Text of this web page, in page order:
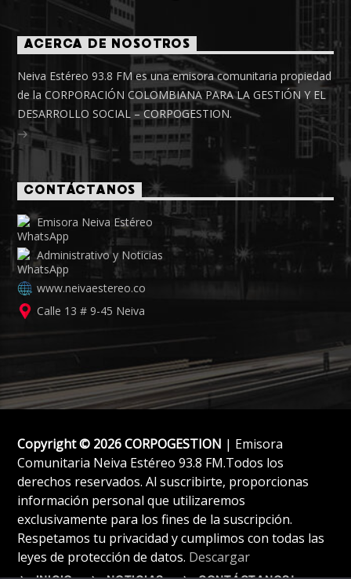
ACERCA DE NOSOTROS
Neiva Estéreo 93.8 FM es una emisora comunitaria propiedad
de la CORPORACIÓN COLOMBIANA PARA LA GESTIÓN Y EL
DESARROLLO SOCIAL – CORPOGESTION.
CONTÁCTANOS
Emisora Neiva Estéreo
Administrativo y Noticias
www.neivaestereo.co
Calle 13 # 9-45 Neiva
Copyright © 2026 CORPOGESTION | Emisora
Comunitaria Neiva Estéreo 93.8 FM.Todos los
derechos reservados. Al suscribirte, proporcionas
información personal que utilizaremos
exclusivamente para los fines de la suscripción.
Respetamos tu privacidad y cumplimos con todas las
leyes de protección de datos. Descargar